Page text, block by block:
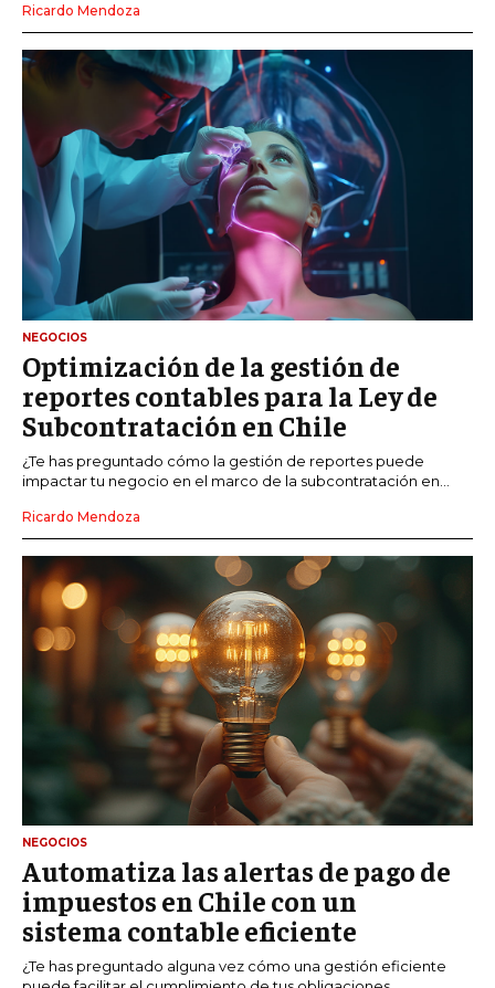
Ricardo Mendoza
NEGOCIOS
Optimización de la gestión de
reportes contables para la Ley de
Subcontratación en Chile
¿Te has preguntado cómo la gestión de reportes puede
impactar tu negocio en el marco de la subcontratación en...
Ricardo Mendoza
NEGOCIOS
Automatiza las alertas de pago de
impuestos en Chile con un
sistema contable eficiente
¿Te has preguntado alguna vez cómo una gestión eficiente